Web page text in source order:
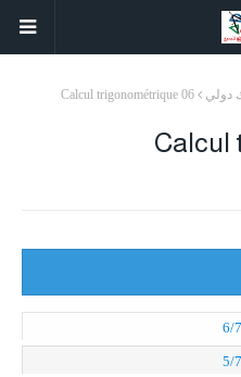
دولي Calcul trigonométrique 06
Calcul